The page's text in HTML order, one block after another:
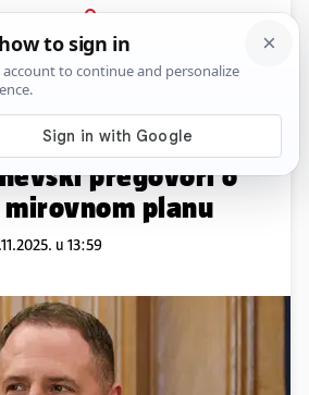
PRIJAVA
News Komentari
MIR'
pregovarač:
pregovori o
planu
u 13:59